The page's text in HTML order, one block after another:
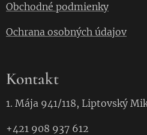
Obchodné podmienky
Ochrana osobných údajov
Kontakt
1. Mája 941/118, Liptovský
+421 908 937 612